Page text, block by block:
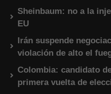
Sheinbaum: no a la
EU
Irán suspende
violación de alto el
Colombia: candidato
primera vuelta de